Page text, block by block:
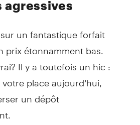
agressives
un fantastique forfait
prix étonnamment bas.
Il y a toutefois un hic :
place aujourd’hui,
un dépôt